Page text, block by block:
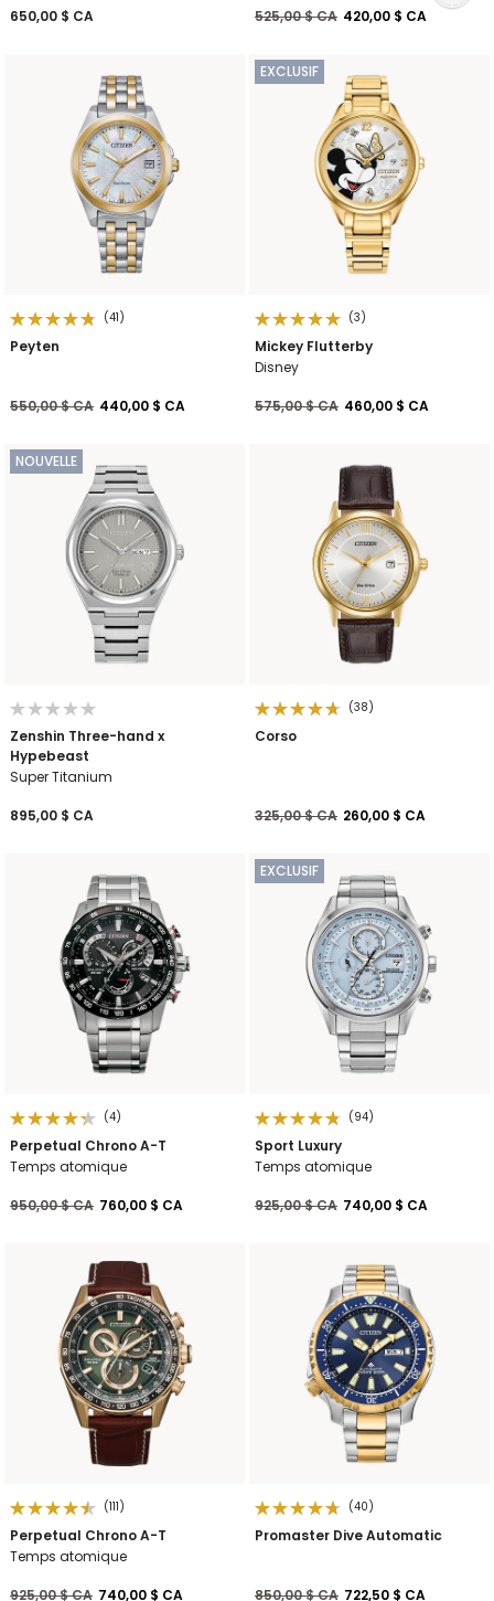
650,00 $ CA Prix réduit de
525,00 $ CAà420,00 $ CA
(41)
Peyten
Prix réduit de
550,00 $ CAà440,00 $ CA
EXCLUSIF
(3)
Mickey Flutterby
Disney
Prix réduit de
575,00 $ CAà460,00 $ CA
NOUVELLE
Zenshin Three-hand x
Hypebeast
Super Titanium
895,00 $ CA
(38)
Corso
Prix réduit de
325,00 $ CAà260,00 $ CA
(4)
Perpetual Chrono A-T
Temps atomique
Prix réduit de
950,00 $ CAà760,00 $ CA
EXCLUSIF
(94)
Sport Luxury
Temps atomique
Prix réduit de
925,00 $ CAà740,00 $ CA
(111)
Perpetual Chrono A-T
Temps atomique
Prix réduit de
925,00 $ CAà740,00 $ CA
(40)
Promaster Dive Automatic
Prix réduit de
850,00 $ CAà722,50 $ CA